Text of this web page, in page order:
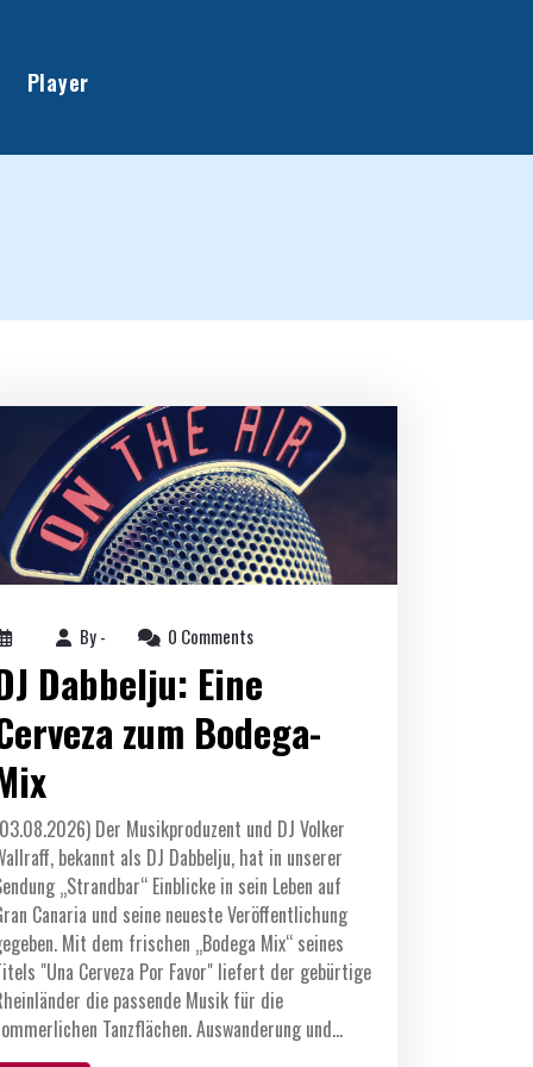
Player
By - 0 Comments
Dabbelju: Eine
zum Bodega-
Der Musikproduzent und DJ Volker
bekannt als DJ Dabbelju, hat in unserer
„Strandbar“ Einblicke in sein Leben auf
Canaria und seine neueste Veröffentlichung
Mit dem frischen „Bodega Mix“ seines
"Una Cerveza Por Favor" liefert der gebürtige
die passende Musik für die
Tanzflächen. Auswanderung und…